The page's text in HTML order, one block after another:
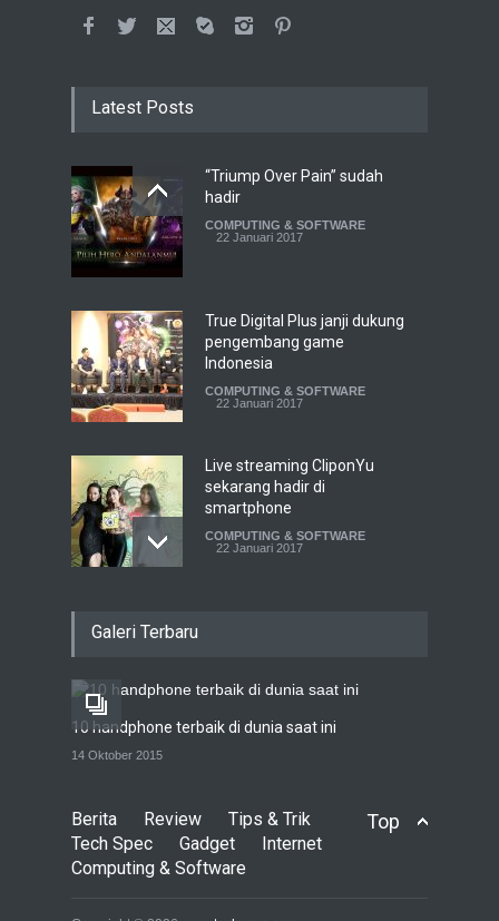
Latest Posts
“Triump Over Pain” sudah
hadir
COMPUTING & SOFTWARE
22 Januari 2017
True Digital Plus janji dukung
pengembang game
Indonesia
COMPUTING & SOFTWARE
22 Januari 2017
Live streaming CliponYu
sekarang hadir di
smartphone
COMPUTING & SOFTWARE
22 Januari 2017
COMPUTING & SOFTWARE
7 Januari 2017
Galeri Terbaru
10 handphone terbaik di dunia saat ini
14 Oktober 2015
Top
Berita Review
Tips & Trik
Tech Spec
Gadget
Internet
Computing & Software